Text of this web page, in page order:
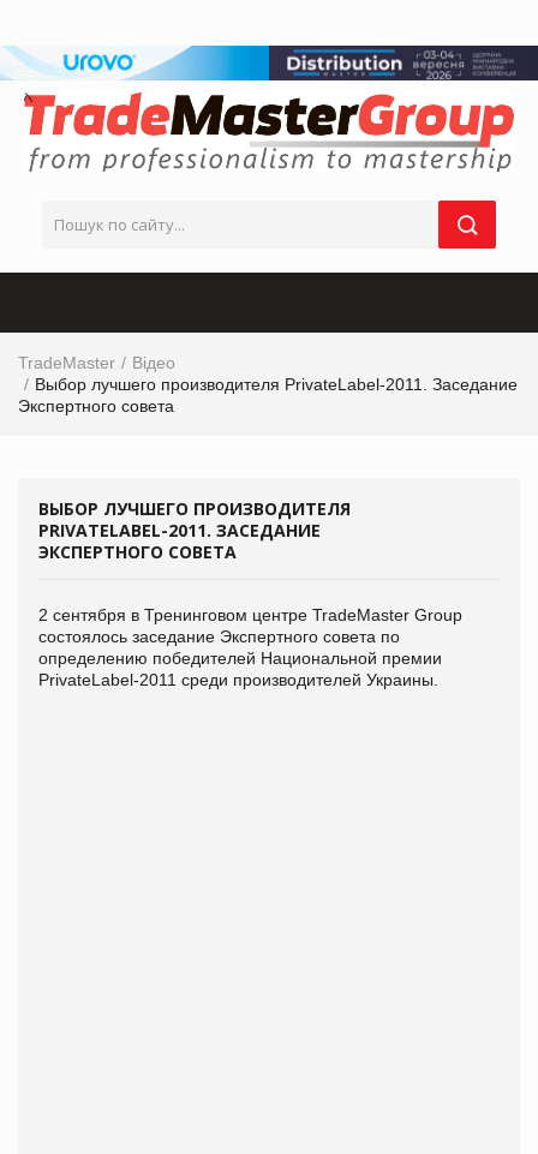
TradeMaster
Відео
Выбор лучшего производителя PrivateLabel-2011. Заседание
Экспертного совета
ВЫБОР ЛУЧШЕГО ПРОИЗВОДИТЕЛЯ
PRIVATELABEL-2011. ЗАСЕДАНИЕ
ЭКСПЕРТНОГО СОВЕТА
2 сентября в Тренинговом центре TradeMaster Group
состоялось заседание Экспертного совета по
определению победителей Национальной премии
PrivateLabel-2011 среди производителей Украины.